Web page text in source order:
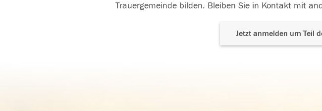
Trauergemeinde bilden. Bleiben Sie in Kontakt mit
Jetzt anmelden um Teil